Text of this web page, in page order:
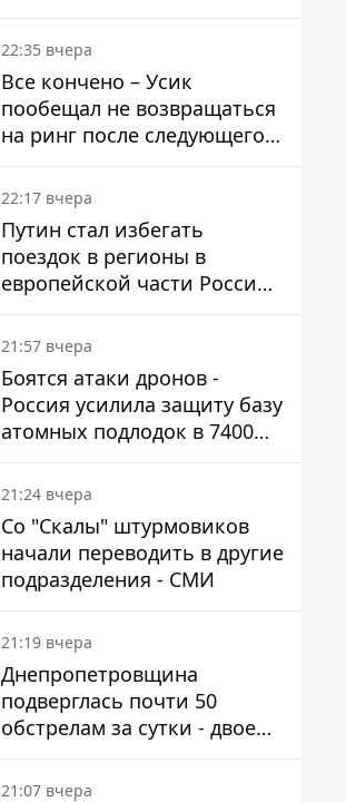
Осетию – страны НАТО
обеспокоены
22:35 вчера
Все кончено – Усик
пообещал не возвращаться
на ринг после следующего
боя
22:17 вчера
Путин стал избегать
поездок в регионы в
европейской части России,
куда регулярно долетают
дроны
21:57 вчера
Боятся атаки дронов -
Россия усилила защиту базу
атомных подлодок в 7400
км от Украины
21:24 вчера
Со "Скалы" штурмовиков
начали переводить в другие
подразделения - СМИ
21:19 вчера
Днепропетровщина
подверглась почти 50
обстрелам за сутки - двое
погибших, шесть
пострадавших
21:07 вчера